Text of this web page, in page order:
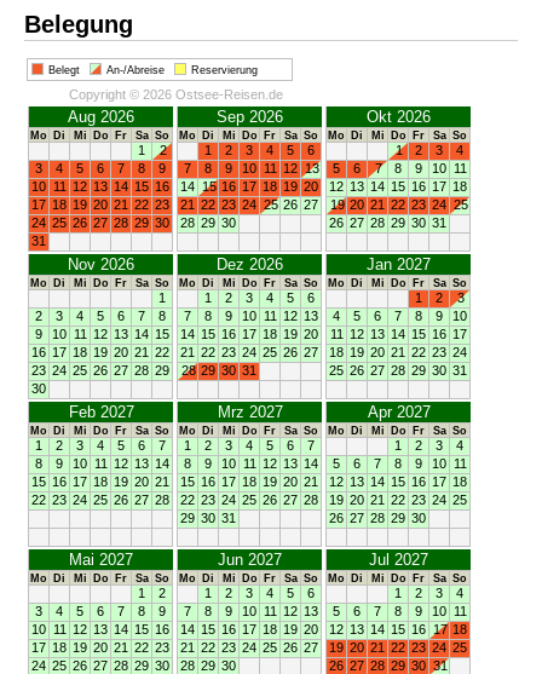
Belegung
Belegt An-/Abreise Reservierung
Copyright © 2026 Ostsee-Reisen.de
Aug 2026
Mo Di Mi Do Fr Sa So
1
2
3
4 5 6 7 8
9
10 11 12 13 14 15 16
17 18 19 20 21 22 23
24 25 26 27 28 29 30
31
Sep 2026
Mo Di Mi Do Fr Sa So
1 2 3 4 5
6
7
8 9 10 11 12 13
14 15 16 17 18 19 20
21 22 23 24 25 26 27
28 29 30
Okt 2026
Mo Di Mi Do Fr Sa So
1 2 3
4
5
6 7 8 9 10 11
12 13 14 15 16 17 18
19 20 21 22 23 24 25
26 27 28 29 30 31
Nov 2026
Mo Di Mi Do Fr Sa So
1
2
3 4 5 6 7
8
9
10 11 12 13 14 15
16 17 18 19 20 21 22
23 24 25 26 27 28 29
30
Dez 2026
Mo Di Mi Do Fr Sa So
1 2 3 4 5
6
7
8 9 10 11 12 13
14 15 16 17 18 19 20
21 22 23 24 25 26 27
28 29 30 31
Jan 2027
Mo Di Mi Do Fr Sa So
1 2
3
4
5 6 7 8 9
10
11
12 13 14 15 16 17
18 19 20 21 22 23 24
25 26 27 28 29 30 31
Feb 2027
Mo Di Mi Do Fr Sa So
1 2 3 4 5 6
7
8
9 10 11 12 13 14
15 16 17 18 19 20 21
22 23 24 25 26 27 28
Mrz 2027
Mo Di Mi Do Fr Sa So
1 2 3 4 5 6
7
8
9 10 11 12 13 14
15 16 17 18 19 20 21
22 23 24 25 26 27 28
29 30 31
Apr 2027
Mo Di Mi Do Fr Sa So
1 2 3
4
5
6 7 8 9 10 11
12 13 14 15 16 17 18
19 20 21 22 23 24 25
26 27 28 29 30
Mai 2027
Mo Di Mi Do Fr Sa So
1
2
3
4 5 6 7 8
9
10 11 12 13 14 15 16
17 18 19 20 21 22 23
24 25 26 27 28 29 30
Jun 2027
Mo Di Mi Do Fr Sa So
1 2 3 4 5
6
7
8 9 10 11 12 13
14 15 16 17 18 19 20
21 22 23 24 25 26 27
28 29 30
Jul 2027
Mo Di Mi Do Fr Sa So
1 2 3
4
5
6 7 8 9 10 11
12 13 14 15 16 17 18
19 20 21 22 23 24 25
26 27 28 29 30 31